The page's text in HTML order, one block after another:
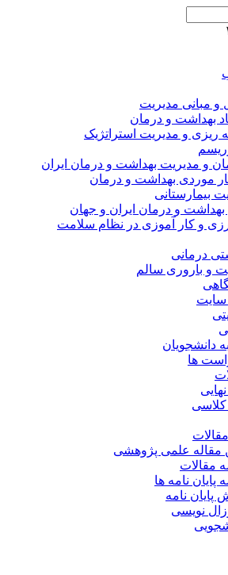
و مبانی مدیریت
بهداشت و درمان
ریزی و مدیریت استراتژیک
و مدیریت بهداشت و درمان ایران
موردی بهداشت و درمان
بیمارستانی
بهداشت و درمان ایران و جهان
و کار آموزی در نظام سلامت
درمانی
و باروری سالم
سایت
دانشجویان
ها
کلاسی
مقاله علمی پژوهشی
مقالات
پایان نامه ها
پایان نامه
نویسی